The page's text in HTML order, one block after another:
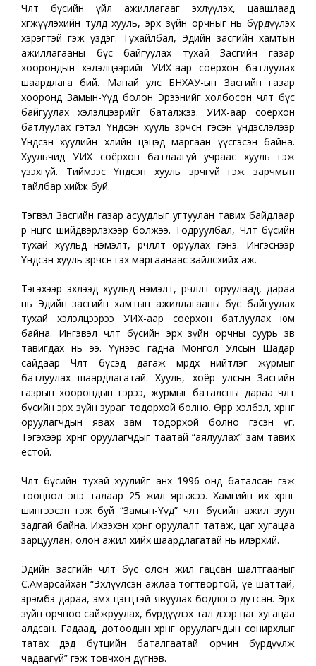
Чөлөөт бүсийн үйл ажиллагааг эхлүүлэх, цаашлаад
хөгжүүлэхийн тулд хууль, эрх зүйн орчныг нь бүрдүүлэх
хэрэгтэй гэж үздэг. Тухайлбал, Эдийн засгийн хамтын
ажиллагааны бүс байгуулах тухай Засгийн газар
хоорондын хэлэлцээрийг УИХ-аар соёрхон батлуулах
шаардлага бий. Манай улс БНХАУ-ын Засгийн газар
хооронд Замын-Үүд болон Эрээнийг холбосон чөлөөт бүс
байгуулах хэлэлцээрийг баталжээ. УИХ-аар соёрхон
батлуулах гэтэл Үндсэн хууль зөрчсөн гэсэн үндэслэлээр
Үндсэн хуулийн хөлийн цэцэд маргаан үүсгэсэн байна.
Хуульчид УИХ соёрхон батлаагүй учраас хууль гэж
үзэхгүй. Тиймээс Үндсэн хууль зөрчөөгүй гэж зарчмын
тайлбар хийж буй.
Тэгвэл Засгийн газар асуудлыг угтуулан тавих байдлаар
өөр өнцгөөс шийдвэрлэхээр болжээ. Тодруулбал, Чөлөөт бүсийн
тухай хуульд нэмэлт, өөрчлөлт оруулах гэнэ. Ингэснээр
Үндсэн хууль зөрчсөн гэх маргаанаас зайлсхийх аж.
Тэгэхээр эхлээд хуульд нэмэлт, өөрчлөлт оруулаад, дараа
нь Эдийн засгийн хамтын ажиллагааны бүс байгуулах
тухай хэлэлцээрээ УИХ-аар соёрхон батлуулах юм
байна. Ингэвэл чөлөөт бүсийн эрх зүйн орчны суурь зөв
тавигдах нь ээ. Үүнээс гадна Монгол Улсын Шадар
сайдаар Чөлөөт бүсэд дагаж мөрдөх нийтлэг журмыг
батлуулах шаардлагатай. Хууль, хоёр улсын Засгийн
газрын хоорондын гэрээ, журмыг баталсны дараа чөлөөт
бүсийн эрх зүйн зураг тодорхой болно. Өөрөөр хэлбэл, хөрөнгө
оруулагчдын явах зам тодорхой болно гэсэн үг.
Тэгэхээр хөрөнгө оруулагчдыг таатай “аялуулах” зам тавих
ёстой.
Чөлөөт бүсийн тухай хуулийг анх 1996 онд баталсан гэж
тооцвол энэ талаар 25 жил ярьжээ. Хамгийн их хөрөнгө
шингээсэн гэж буй “Замын-Үүд” чөлөөт бүсийн ажил зуун
задгай байна. Ихээхэн хөрөнгө оруулалт татаж, цаг хугацаа
зарцуулан, олон ажил хийх шаардлагатай нь илэрхий.
Эдийн засгийн чөлөөт бүс олон жил гацсан шалтгааныг
С.Амарсайхан “Эхлүүлсэн ажлаа тогтвортой, үе шаттай,
эрэмбэ дараа, эмх цэгцтэй явуулах бодлого дутсан. Эрх
зүйн орчноо сайжруулах, бүрдүүлэх тал дээр цаг хугацаа
алдсан. Гадаад, дотоодын хөрөнгө оруулагчдын сонирхлыг
татах дэд бүтцийн баталгаатай орчин бүрдүүлж
чадаагүй” гэж товчхон дүгнэв.